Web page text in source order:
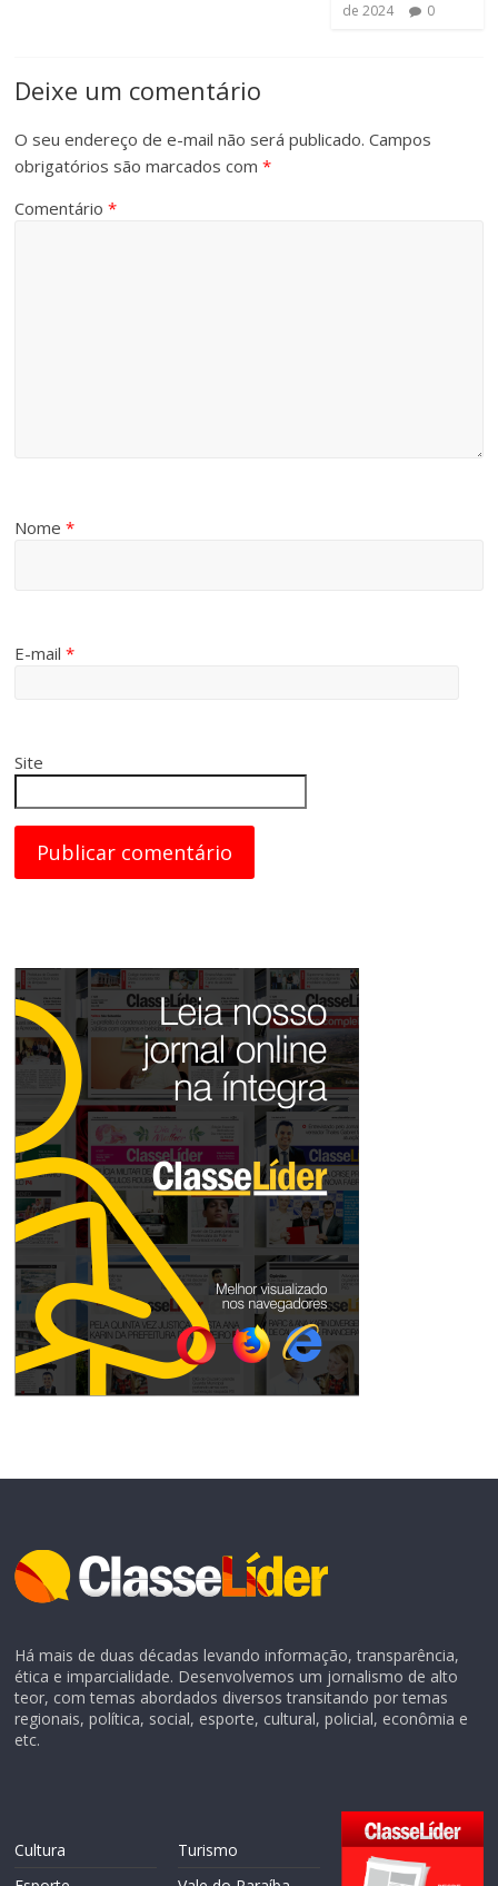
de 2024
0
Deixe um comentário
O seu endereço de e-mail não será publicado. Campos
obrigatórios são marcados com*
Comentário*
Nome*
E-mail*
Site
Há mais de duas décadas levando informação, transparência,
ética e imparcialidade. Desenvolvemos um jornalismo de alto
teor, com temas abordados diversos transitando por temas
regionais, política, social, esporte, cultural, policial, econômia e
etc.
Cultura
Turismo